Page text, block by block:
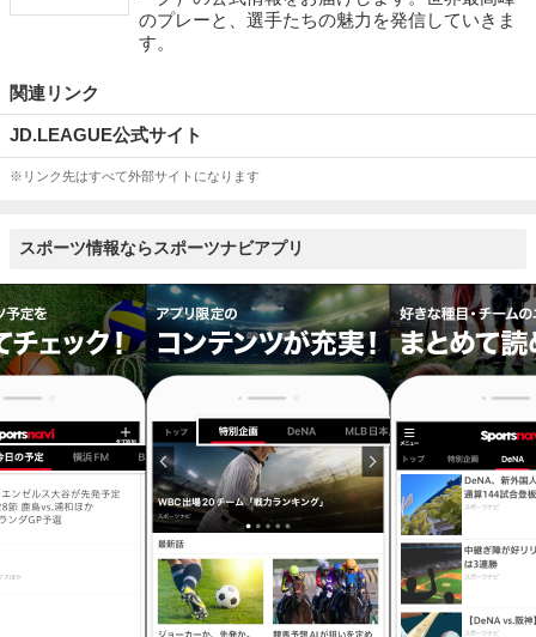
のプレーと、選手たちの魅力を発信していきま
す。
関連リンク
JD.LEAGUE公式サイト
※リンク先はすべて外部サイトになります
スポーツ情報ならスポーツナビアプリ